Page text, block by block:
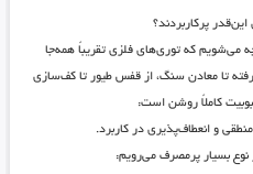
پرکاربردند؟
می‌شویم که توری‌های فلزی تقریباً همه‌جا
تا معادن سنگ، از قفس طیور تا کف‌سازی
کاملاً روشن است:
منطقی و انعطاف‌پذیری در کاربرد.
نوع بسیار پرمصرف می‌رویم: